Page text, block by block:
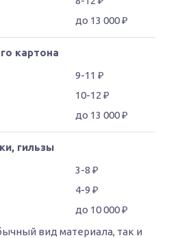
до 13 000 ₽
картона
9-11 ₽
10-12 ₽
до 13 000 ₽
гильзы
3-8 ₽
4-9 ₽
до 10 000 ₽
вид материала, так и